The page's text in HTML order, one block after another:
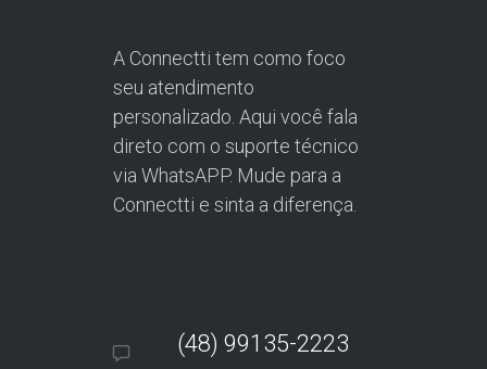
A Connectti tem como foco
seu atendimento
personalizado. Aqui você fala
direto com o suporte técnico
via WhatsAPP. Mude para a
Connectti e sinta a diferença.
(48) 99135-2223